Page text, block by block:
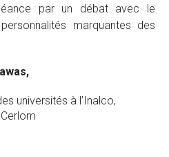
par un débat avec le
marquantes des
universités à l’Inalco,